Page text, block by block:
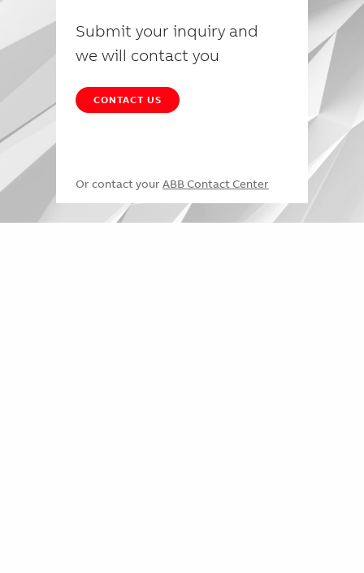
Submit your inquiry and
we will contact you
CONTACT US
Or contact your ABB Contact Center